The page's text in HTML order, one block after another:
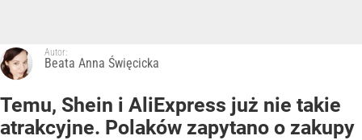
Autor:
Beata Anna Święcicka
Temu, Shein i AliExpress już nie takie
atrakcyjne. Polaków zapytano o zakupy